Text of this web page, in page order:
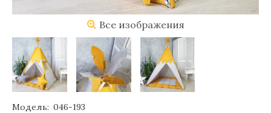
Все изображения
Модель: 046-193